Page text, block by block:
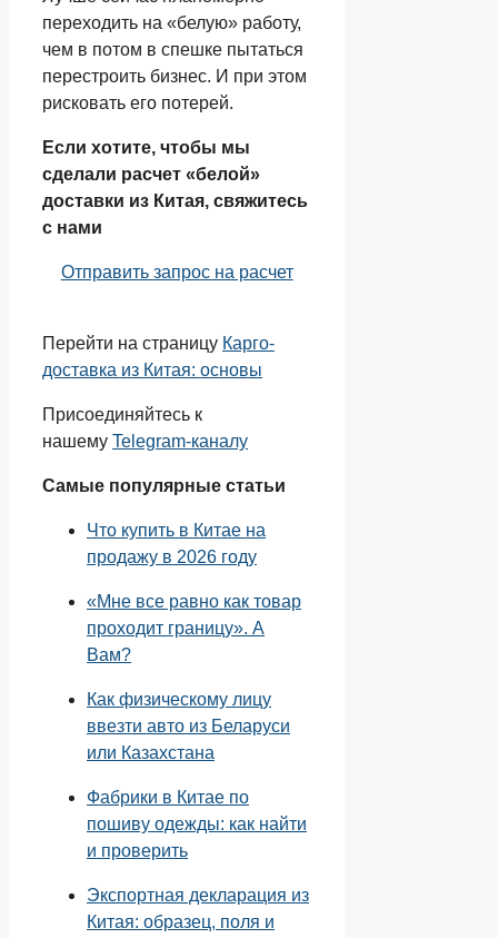
переходить на «белую» работу,
чем в потом в спешке пытаться
перестроить бизнес. И при этом
рисковать его потерей.
Если хотите, чтобы мы
сделали расчет «белой»
доставки из Китая, свяжитесь
с нами
Отправить запрос на расчет
Перейти на страницу Карго-
доставка из Китая: основы
Присоединяйтесь к
нашему Telegram-каналу
Самые популярные статьи
Что купить в Китае на
продажу в 2026 году
«Мне все равно как товар
проходит границу». А
Вам?
Как физическому лицу
ввезти авто из Беларуси
или Казахстана
Фабрики в Китае по
пошиву одежды: как найти
и проверить
Экспортная декларация из
Китая: образец, поля и